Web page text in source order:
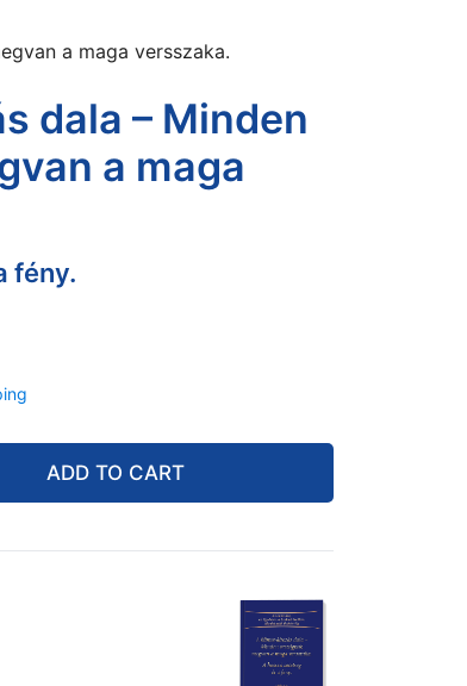
a maga versszaka.
dala – Minden
a maga
fény.
ADD TO CART